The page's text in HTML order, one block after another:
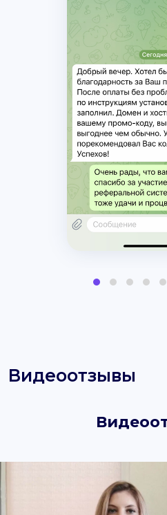
Видеоотзывы